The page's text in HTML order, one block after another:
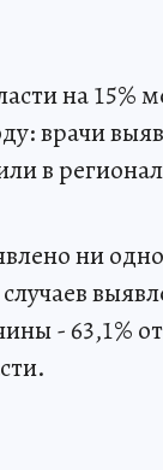
на 15%
врачи
в
ни
- 63,1%